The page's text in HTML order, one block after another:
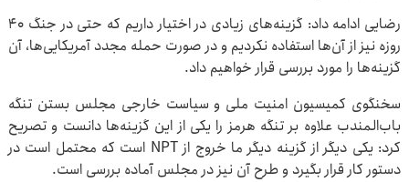
رضایی ادامه داد: گزینه‌های زیادی در اختیار داریم که حتی در جنگ ۴۰
روزه نیز از آن‌ها استفاده نکردیم و در صورت حمله مجدد آمریکایی‌ها، آن
گزینه‌ها را مورد بررسی قرار خواهیم داد.
سخنگوی کمیسیون امنیت ملی و سیاست خارجی مجلس بستن تنگه
باب‌المندب علاوه بر تنگه هرمز را یکی از این گزینه‌ها دانست و تصریح
کرد: یکی دیگر از گزینه دیگر ما خروج از NPT است که محتمل است در
دستور کار قرار بگیرد و طرح آن نیز در مجلس آماده بررسی است.